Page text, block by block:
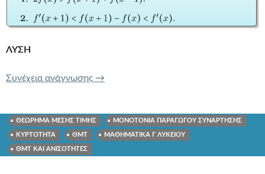
ΛΥΣΗ
Συνέχεια ανάγνωσης ΚΥΡΤΟΤΗΤΑ ΘΕΩΡΗΜΑ ΜΕΣΗΣ
→
ΘΕΩΡΗΜΑ ΜΕΣΗΣ ΤΙΜΗΣ ΜΟΝΟΤΟΝΙΑ ΠΑΡΑΓΩΓΟΥ ΣΥΝΑΡΤΗΣΗΣ
ΚΥΡΤΟΤΗΤΑ ΘΜΤ ΜΑΘΗΜΑΤΙΚΑ Γ ΛΥΚΕΙΟΥ
ΘΜΤ ΚΑΙ ΑΝΙΣΟΤΗΤΕΣ